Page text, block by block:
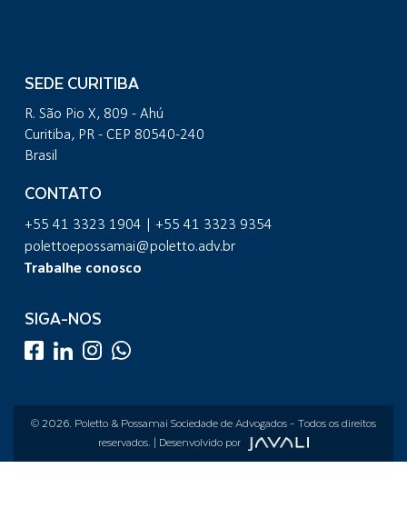
SEDE CURITIBA
R. São Pio X, 809 - Ahú
Curitiba, PR - CEP 80540-240
Brasil
CONTATO
+55 41 3323 1904 | +55 41 3323 9354
polettoepossamai@poletto.adv.br
Trabalhe conosco
SIGA-NOS
© 2026. Poletto & Possamai Sociedade de Advogados - Todos os direitos
reservados. | Desenvolvido por